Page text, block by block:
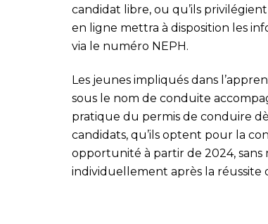
candidat libre, ou qu’ils
en ligne mettra à disposition les
via le numéro NEPH.
Les jeunes impliqués dans
sous le nom de conduite
pratique du permis de conduire
candidats, qu’ils optent pour la
opportunité à partir de 2024,
individuellement après la réussite